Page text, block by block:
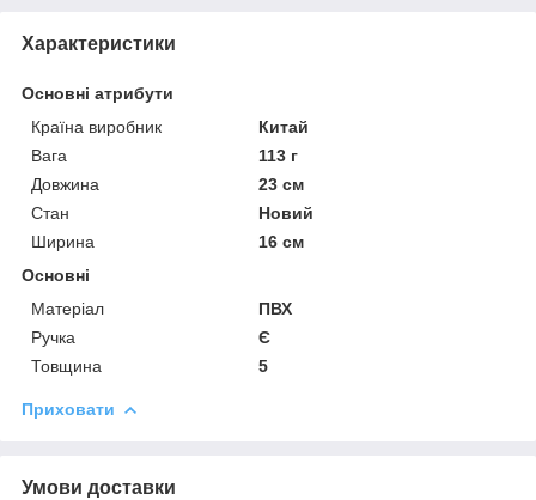
Характеристики
Основні атрибути
Країна виробник
Китай
Вага
113 г
Довжина
23 см
Стан
Новий
Ширина
16 см
Основні
Матеріал
ПВХ
Ручка
Є
Товщина
5
Приховати
Умови доставки